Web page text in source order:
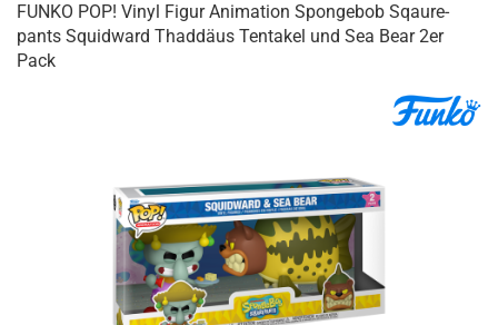
FUNKO POP! Vinyl Figur Ani­ma­ti­on Spon­geb­ob Sqau­re­
pants Squid­ward Thad­dä­us Ten­ta­kel und Sea Bear 2er
Pack